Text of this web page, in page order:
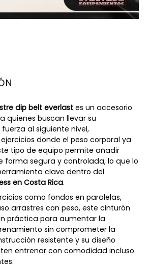
dip belt everlast es un accesorio
quienes buscan llevar su
al siguiente nivel,
donde el peso corporal ya
tipo de equipo permite añadir
forma segura y controlada, lo que lo
clave dentro del
en Costa Rica.
como fondos en paralelas,
arrastres con peso, este cinturón
práctica para aumentar la
sin comprometer la
resistente y su diseño
entrenar con comodidad incluso